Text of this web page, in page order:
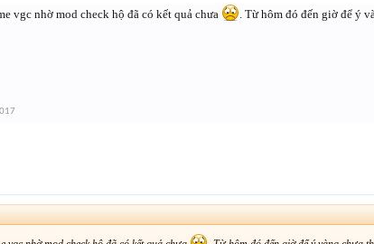
vgc nhờ mod check hộ đã có kết quả chưa . Từ hôm đó đến giờ để ý